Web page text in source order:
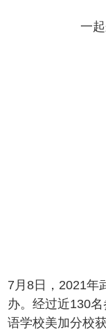
一
7月8日，2021年
办。经过近130
语学校美加分校